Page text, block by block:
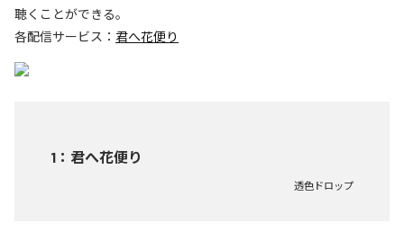
聴くことができる。
各配信サービス： 君へ花便り
1 ： 君へ花便り
透色ドロップ